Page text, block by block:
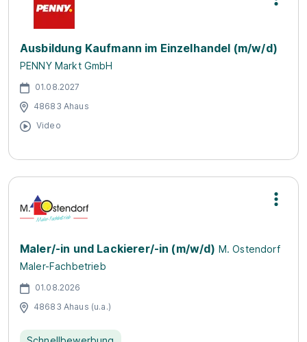
Ausbildung Kaufmann im Einzelhandel (m/w/d)
PENNY Markt GmbH
01.08.2027
48683 Ahaus
Video
Maler/-in und Lackierer/-in (m/w/d) M. Ostendorf
Maler-Fachbetrieb
01.08.2026
48683 Ahaus (u.a.)